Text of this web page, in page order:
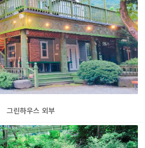
그린하우스 외부